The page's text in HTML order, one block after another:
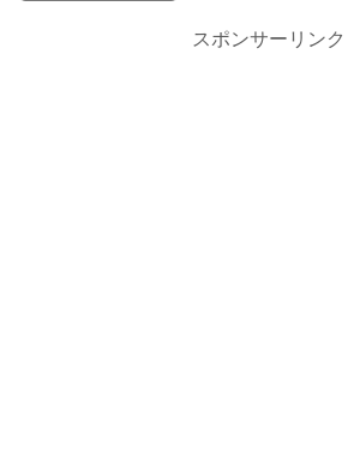
スポンサーリンク